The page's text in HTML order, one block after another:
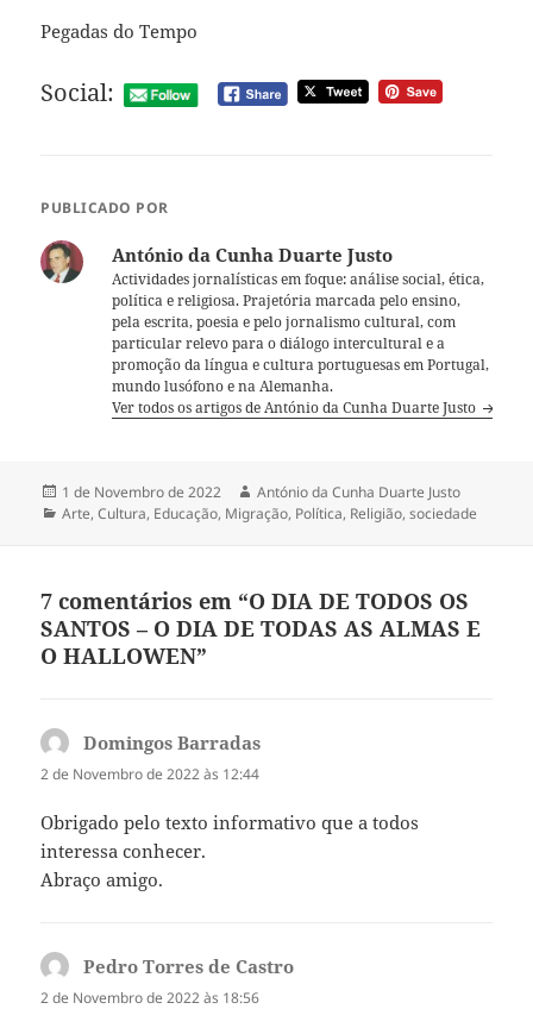
Pegadas do Tempo
Social:
PUBLICADO POR
António da Cunha Duarte Justo
Actividades jornalísticas em foque: análise social, ética,
política e religiosa. Prajetória marcada pelo ensino,
pela escrita, poesia e pelo jornalismo cultural, com
particular relevo para o diálogo intercultural e a
promoção da língua e cultura portuguesas em Portugal,
mundo lusófono e na Alemanha.
Ver todos os artigos de António da Cunha Duarte Justo
Publicado
a
1 de Novembro de 2022 Autor
António da Cunha Duarte Justo
Categorias
Arte,Cultura, Educação, Migração, Política, Religião,sociedade
7 comentários em “O DIA DE TODOS OS
SANTOS – O DIA DE TODAS AS ALMAS E
O HALLOWEN”
Domingos Barradas
2 de Novembro de 2022 às 12:44
Obrigado pelo texto informativo que a todos
interessa conhecer.
Abraço amigo.
Pedro Torres de Castro
2 de Novembro de 2022 às 18:56